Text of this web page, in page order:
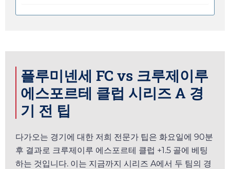
플루미넨세 FC vs 크루제이루
에스포르테 클럽 시리즈 A 경
기 전 팁
다가오는 경기에 대한 저희 전문가 팁은 화요일에 90분
후 결과로 크루제이루 에스포르테 클럽 +1.5 골에 베팅
하는 것입니다. 이는 지금까지 시리즈 A에서 두 팀의 경